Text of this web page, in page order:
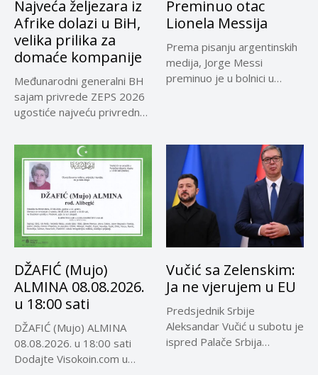
Najveća željezara iz
Afrike dolazi u BiH,
velika prilika za
domaće kompanije
Međunarodni generalni BH
sajam privrede ZEPS 2026
ugostiće najveću privrednu
Preminuo otac
Lionela Messija
Prema pisanju argentinskih
medija, Jorge Messi
preminuo je u bolnici u
DŽAFIĆ (Mujo)
ALMINA 08.08.2026.
u 18:00 sati
DŽAFIĆ (Mujo) ALMINA
08.08.2026. u 18:00 sati
Dodajte Visokoin.com u
Vučić sa Zelenskim:
Ja ne vjerujem u EU
Predsjednik Srbije
Aleksandar Vučić u subotu je
ispred Palače Srbija